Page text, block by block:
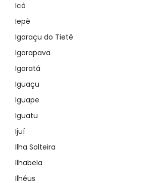
Icó
Iepê
Igaraçu do Tietê
Igarapava
Igaratá
Iguaçu
Iguape
Iguatu
Ijuí
Ilha Solteira
Ilhabela
Ilhéus